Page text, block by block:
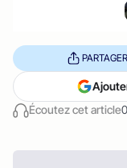
Écoutez cet article
PARTAGER